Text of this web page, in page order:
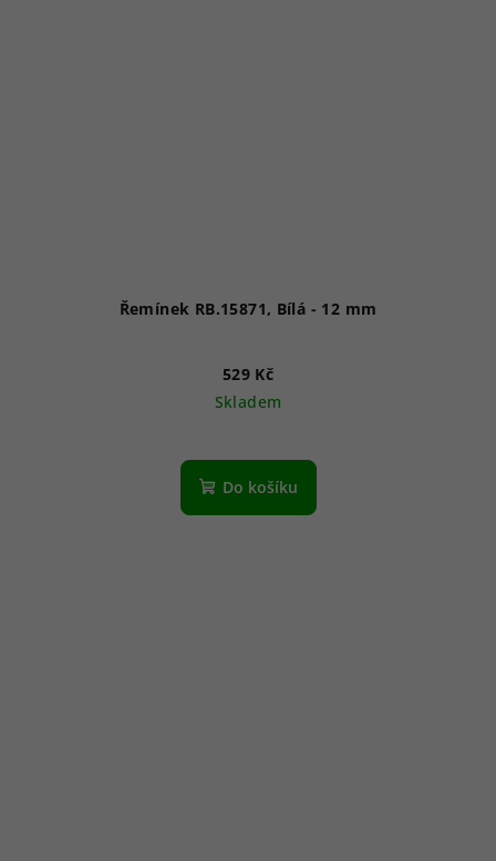
Řemínek RB.15871, Bílá - 12 mm
529 Kč
Skladem
Do košíku